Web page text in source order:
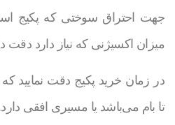
جهت احتراق سوختی که پکیج
میزان اکسیژنی که نیاز دارد دقت
در زمان خرید پکیج دقت
تا بام می‌باشد یا مسیری افقی